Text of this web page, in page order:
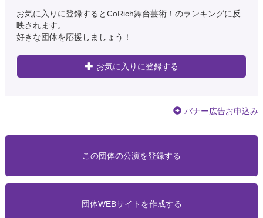
お気に入りに登録するとCoRich舞台芸術！のランキングに反
映されます。
好きな団体を応援しましょう！
お気に入りに登録する
バナー広告お申込み
この団体の公演を登録する
団体WEBサイトを作成する